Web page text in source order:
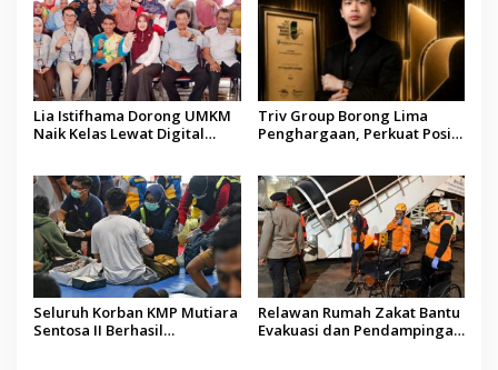
Lia Istifhama Dorong UMKM
Naik Kelas Lewat Digital
Triv Group Borong Lima
Penghargaan, Perkuat Posisi
Seluruh Korban KMP Mutiara
Sentosa II Berhasil
Relawan Rumah Zakat Bantu
Evakuasi dan Pendampingan